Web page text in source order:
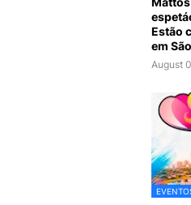
Estão
em
August